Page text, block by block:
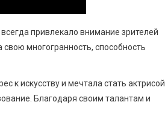
привлекало внимание зрителей
многогранность, способность
к искусству и мечтала стать актрисой.
Благодаря своим талантам и